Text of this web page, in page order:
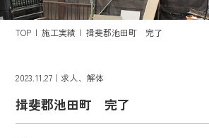
TOP 施工実績 揖斐郡池田町 完了
2023.11.27 求人 解体
揖斐郡池田町 完了